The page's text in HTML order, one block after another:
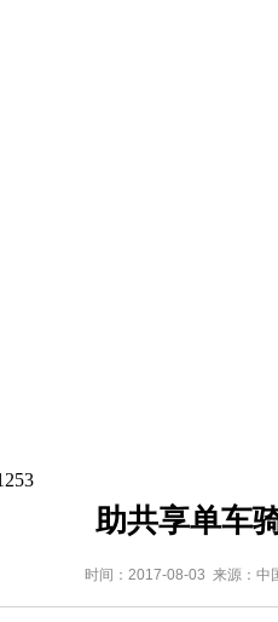
助共享单车
时间：2017-08-03 来源：中